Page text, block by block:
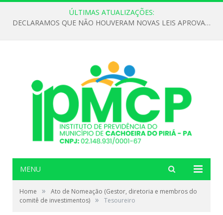
ÚLTIMAS ATUALIZAÇÕES:
DECLARAMOS QUE NÃO HOUVERAM NOVAS LEIS APROVADAS ATÉ O MOMENTO PARA O INSTITUTO DE PREVIDÊNCIA NO ANO DE 2026
MENU
Home »
Ato de Nomeação (Gestor, diretoria e membros do
comitê de investimentos) » Tesoureiro